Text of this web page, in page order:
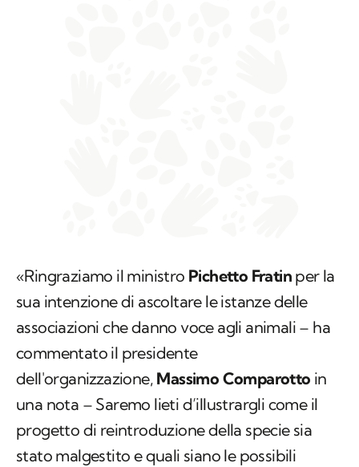
«Ringraziamo il ministro Pichetto Fratin per la
sua intenzione di ascoltare le istanze delle
associazioni che danno voce agli animali – ha
commentato il presidente
dell'organizzazione, Massimo Comparotto in
una nota – Saremo lieti d’illustrargli come il
progetto di reintroduzione della specie sia
stato malgestito e quali siano le possibili